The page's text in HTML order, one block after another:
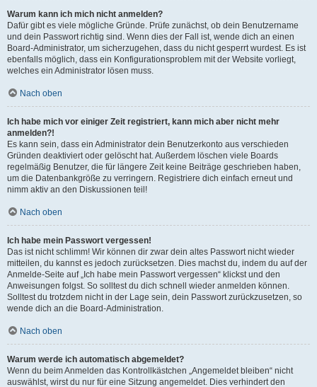
Warum kann ich mich nicht anmelden?
Dafür gibt es viele mögliche Gründe. Prüfe zunächst, ob dein Benutzername
und dein Passwort richtig sind. Wenn dies der Fall ist, wende dich an einen
Board-Administrator, um sicherzugehen, dass du nicht gesperrt wurdest. Es ist
ebenfalls möglich, dass ein Konfigurationsproblem mit der Website vorliegt,
welches ein Administrator lösen muss.
Nach oben
Ich habe mich vor einiger Zeit registriert, kann mich aber nicht mehr
anmelden?!
Es kann sein, dass ein Administrator dein Benutzerkonto aus verschieden
Gründen deaktiviert oder gelöscht hat. Außerdem löschen viele Boards
regelmäßig Benutzer, die für längere Zeit keine Beiträge geschrieben haben,
um die Datenbankgröße zu verringern. Registriere dich einfach erneut und
nimm aktiv an den Diskussionen teil!
Nach oben
Ich habe mein Passwort vergessen!
Das ist nicht schlimm! Wir können dir zwar dein altes Passwort nicht wieder
mitteilen, du kannst es jedoch zurücksetzen. Dies machst du, indem du auf der
Anmelde-Seite auf „Ich habe mein Passwort vergessen“ klickst und den
Anweisungen folgst. So solltest du dich schnell wieder anmelden können.
Solltest du trotzdem nicht in der Lage sein, dein Passwort zurückzusetzen, so
wende dich an die Board-Administration.
Nach oben
Warum werde ich automatisch abgemeldet?
Wenn du beim Anmelden das Kontrollkästchen „Angemeldet bleiben“ nicht
auswählst, wirst du nur für eine Sitzung angemeldet. Dies verhindert den